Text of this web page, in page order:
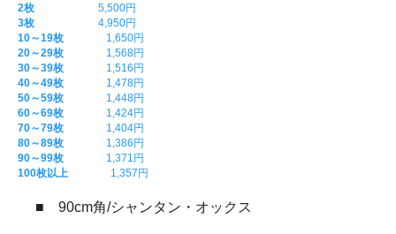
2枚 5,500円
3枚 4,950円
10～19枚 1,650円
20～29枚 1,568円
30～39枚 1,516円
40～49枚 1,478円
50～59枚 1,448円
60～69枚 1,424円
70～79枚 1,404円
80～89枚 1,386円
90～99枚 1,371円
100枚以上 1,357円
■ 90cm角/シャンタン・オックス